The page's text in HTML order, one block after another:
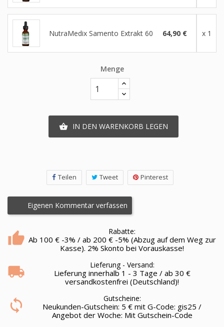
NutraMedix Samento Extrakt 60 64,90 € x 1
Menge
 IN DEN WARENKORB LEGEN
Teilen Tweet Pinterest
Eigenen Kommentar verfassen
Rabatte:
Ab 100 € -3% / ab 200 € -5% (Abzug auf dem Weg zur
Kasse). 2% Skonto bei Vorauskasse!
Lieferung - Versand:
Lieferung innerhalb 1 - 3 Tage / ab 30 €
versandkostenfrei (Deutschland)!
Gutscheine:
Neukunden-Gutschein: 5 € mit G-Code: gis25 /
Angebot der Woche: Mit Gutschein-Code